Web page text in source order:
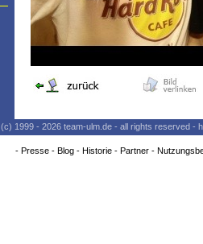
(c) 1999 - 2026 team-ulm.de - all rights reserved -
- Presse- Blog- Historie- Partner-